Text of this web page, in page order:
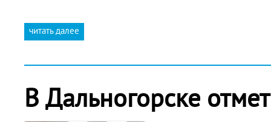
читать далее
В Дальногорске